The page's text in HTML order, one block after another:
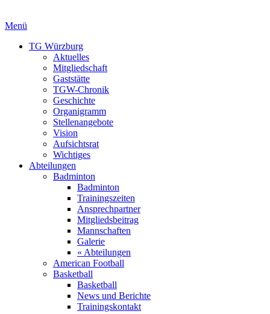
Menü
TG Würzburg
Aktuelles
Mitgliedschaft
Gaststätte
TGW-Chronik
Geschichte
Organigramm
Stellenangebote
Vision
Aufsichtsrat
Wichtiges
Abteilungen
Badminton
Badminton
Trainingszeiten
Ansprechpartner
Mitgliedsbeitrag
Mannschaften
Galerie
« Abteilungen
American Football
Basketball
Basketball
News und Berichte
Trainingskontakt